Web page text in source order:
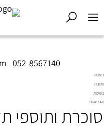
052-8567140
דיאטה
ותזונה
בשיטת
Diet2All:
שמאחורי
סוכרת ותוספי